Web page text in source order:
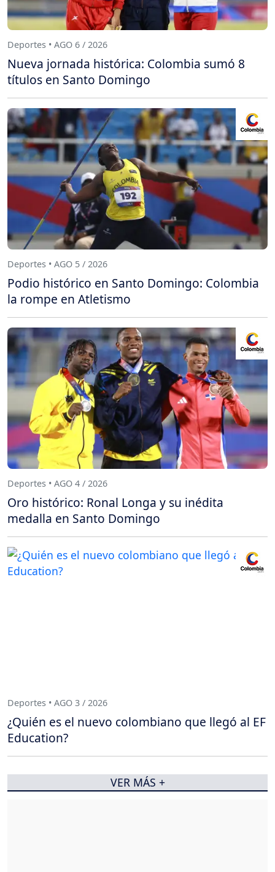
Deportes • AGO 6 / 2026
Nueva jornada histórica: Colombia sumó 8
títulos en Santo Domingo
Deportes • AGO 5 / 2026
Podio histórico en Santo Domingo: Colombia
la rompe en Atletismo
Deportes • AGO 4 / 2026
Oro histórico: Ronal Longa y su inédita
medalla en Santo Domingo
Deportes • AGO 3 / 2026
¿Quién es el nuevo colombiano que llegó al EF
Education?
VER MÁS +